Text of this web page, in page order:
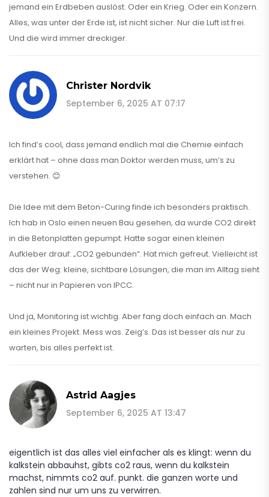
jemand ein Erdbeben auslöst. Oder ein Krieg. Oder ein Konzern.
Alles, was unter der Erde ist, ist nicht sicher. Nur die Luft ist frei.
Und die wird immer dreckiger.
Christer Nordvik
September 6, 2025 AT 07:17
Ich find’s cool, dass jemand endlich mal die Chemie einfach
erklärt hat – ohne dass man Doktor werden muss, um’s zu
verstehen. 😊
Die Idee mit dem Beton-Curing finde ich besonders praktisch.
Ich hab in Oslo einen neuen Bau gesehen, da wurde CO2 direkt
in die Betonplatten gepumpt. Hatte sogar einen kleinen
Aufkleber drauf: „CO2 gebunden“. Hat mich gefreut. Vielleicht ist
das der Weg: kleine, sichtbare Lösungen, die man im Alltag sieht
– nicht nur in Papieren von IPCC.
Und ja, Monitoring ist wichtig. Aber fang doch einfach an. Mach
ein kleines Projekt. Mess was. Zeig’s. Das ist besser als nur zu
warten, bis alles perfekt ist.
Astrid Aagjes
September 6, 2025 AT 13:47
eigentlich ist das alles viel einfacher als es klingt: wenn du
kalkstein abbauhst, gibts co2 raus, wenn du kalkstein
machst, nimmts co2 auf. punkt. die ganzen worte und
zahlen sind nur um uns zu verwirren.